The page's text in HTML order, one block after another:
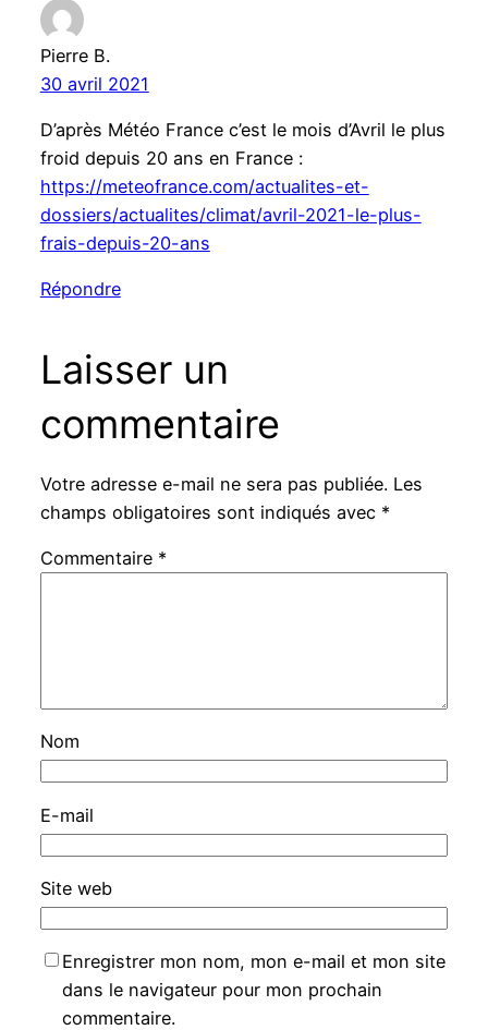
Pierre B.
30 avril 2021
D’après Météo France c’est le mois d’Avril le plus
froid depuis 20 ans en France :
https://meteofrance.com/actualites-et-
dossiers/actualites/climat/avril-2021-le-plus-
frais-depuis-20-ans
Répondre
Laisser un
commentaire
Votre adresse e-mail ne sera pas publiée. Les
champs obligatoires sont indiqués avec *
Commentaire *
Nom
E-mail
Site web
Enregistrer mon nom, mon e-mail et mon site
dans le navigateur pour mon prochain
commentaire.